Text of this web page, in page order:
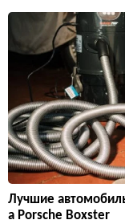
Лучшие
а Porsche Boxster